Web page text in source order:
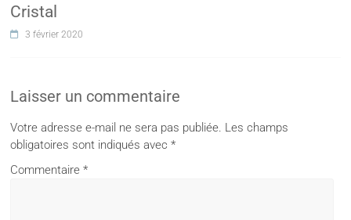
Cristal
3 février 2020
Laisser un commentaire
Votre adresse e-mail ne sera pas publiée. Les champs
obligatoires sont indiqués avec*
Commentaire*